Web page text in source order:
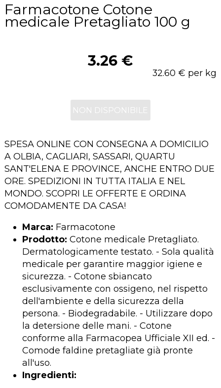
Farmacotone Cotone
medicale Pretagliato 100 g
3.26 €
32.60 € per kg
NON DISPONIBILE
SPESA ONLINE CON CONSEGNA A DOMICILIO
A OLBIA, CAGLIARI, SASSARI, QUARTU
SANT'ELENA E PROVINCE, ANCHE ENTRO DUE
ORE. SPEDIZIONI IN TUTTA ITALIA E NEL
MONDO. SCOPRI LE OFFERTE E ORDINA
COMODAMENTE DA CASA!
Marca: Farmacotone
Prodotto: Cotone medicale Pretagliato.
Dermatologicamente testato. - Sola qualità
medicale per garantire maggior igiene e
sicurezza. - Cotone sbiancato
esclusivamente con ossigeno, nel rispetto
dell'ambiente e della sicurezza della
persona. - Biodegradabile. - Utilizzare dopo
la detersione delle mani. - Cotone
conforme alla Farmacopea Ufficiale XII ed. -
Comode faldine pretagliate già pronte
all'uso.
Ingredienti: